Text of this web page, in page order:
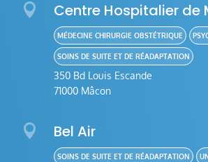
 Centre Hospitalier de
MÉDECINE CHIRURGIE OBSTÉTRIQUE
SOINS DE SUITE ET DE RÉADAPTATION
350 Bd Louis Escande
71000 Mâcon
 Bel Air
SOINS DE SUITE ET DE RÉADAPTATION